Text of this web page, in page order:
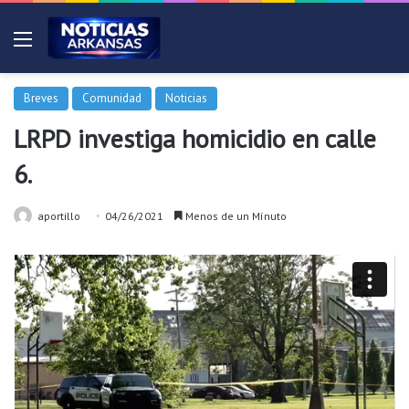
Menú
Breves Comunidad Noticias
LRPD investiga homicidio en calle
6.
aportillo 04/26/2021 Menos de un Mínuto